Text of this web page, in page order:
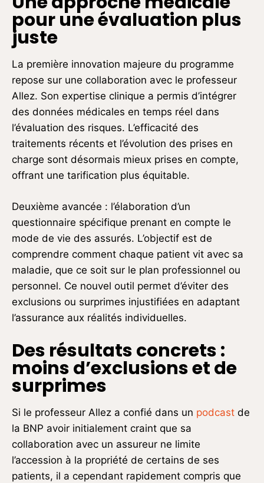
pour une évaluation plus
juste
La première innovation majeure du programme
repose sur une collaboration avec le professeur
Allez. Son expertise clinique a permis d’intégrer
des données médicales en temps réel dans
l’évaluation des risques. L’efficacité des
traitements récents et l’évolution des prises en
charge sont désormais mieux prises en compte,
offrant une tarification plus équitable.
Deuxième avancée : l’élaboration d’un
questionnaire spécifique prenant en compte le
mode de vie des assurés. L’objectif est de
comprendre comment chaque patient vit avec sa
maladie, que ce soit sur le plan professionnel ou
personnel. Ce nouvel outil permet d’éviter des
exclusions ou surprimes injustifiées en adaptant
l’assurance aux réalités individuelles.
Des résultats concrets :
moins d’exclusions et de
surprimes
Si le professeur Allez a confié dans un podcast de
la BNP avoir initialement craint que sa
collaboration avec un assureur ne limite
l’accession à la propriété de certains de ses
patients, il a cependant rapidement compris que